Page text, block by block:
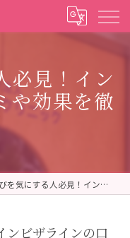
必見！イン
や効果を徹
する人必見！インビザラインの口コミや効果を徹底解剖
ンビザラインの口